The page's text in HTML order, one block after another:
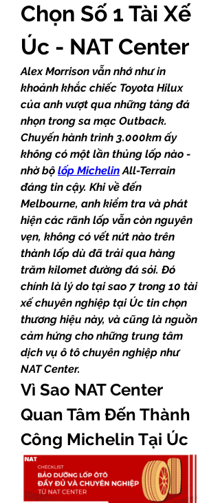
Chọn Số 1 Tài Xế
Úc - NAT Center
Alex Morrison vẫn nhớ như in
khoảnh khắc chiếc Toyota Hilux
của anh vượt qua những tảng đá
nhọn trong sa mạc Outback.
Chuyến hành trình 3.000km ấy
không có một lần thủng lốp nào -
nhờ bộ lốp Michelin All-Terrain
đáng tin cậy. Khi về đến
Melbourne, anh kiểm tra và phát
hiện các rãnh lốp vẫn còn nguyên
vẹn, không có vết nứt nào trên
thành lốp dù đã trải qua hàng
trăm kilomet đường đá sỏi. Đó
chính là lý do tại sao 7 trong 10 tài
xế chuyên nghiệp tại Úc tin chọn
thương hiệu này, và cũng là nguồn
cảm hứng cho những trung tâm
dịch vụ ô tô chuyên nghiệp như
NAT Center.
Vì Sao NAT Center
Quan Tâm Đến Thành
Công Michelin Tại Úc